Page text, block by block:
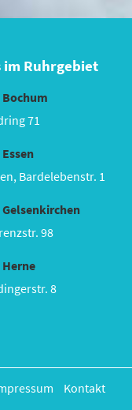
im Ruhrgebiet
Bochum
71
Bardelebenstr. 1
98
Herne
8
Kontakt